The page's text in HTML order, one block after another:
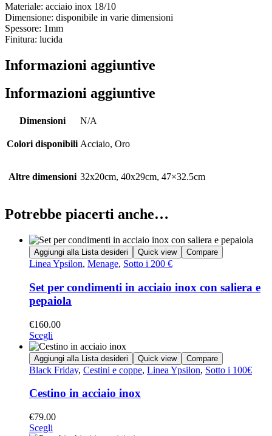
Materiale: acciaio inox 18/10
Dimensione: disponibile in varie dimensioni
Spessore: 1mm
Finitura: lucida
Informazioni aggiuntive
Informazioni aggiuntive
Dimensioni N/A
Colori disponibili Acciaio, Oro
Altre dimensioni 32x20cm, 40x29cm, 47×32.5cm
Potrebbe piacerti anche…
Aggiungi alla Lista desideri Quick view Compare
Linea Ypsilon, Menage, Sotto i 200 €
Set per condimenti in acciaio inox con saliera e
pepaiola
€160.00
Scegli
Aggiungi alla Lista desideri Quick view Compare
Black Friday, Cestini e coppe, Linea Ypsilon, Sotto i 100€
Cestino in acciaio inox
€79.00
Scegli